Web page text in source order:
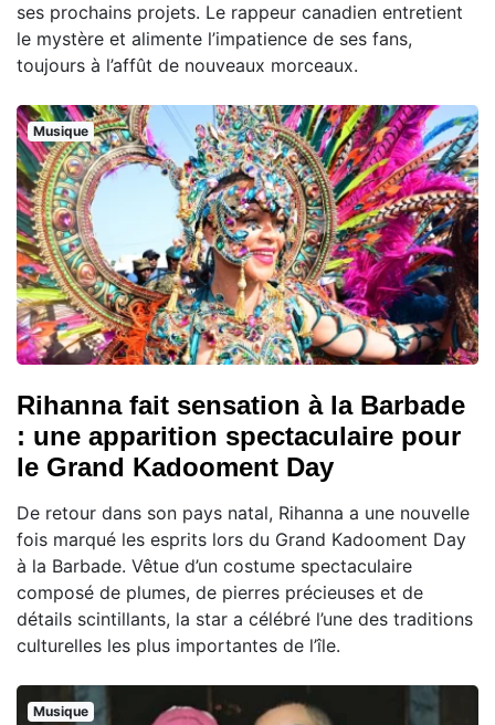
ses prochains projets. Le rappeur canadien entretient
le mystère et alimente l’impatience de ses fans,
toujours à l’affût de nouveaux morceaux.
Musique
Rihanna fait sensation à la Barbade
: une apparition spectaculaire pour
le Grand Kadooment Day
De retour dans son pays natal, Rihanna a une nouvelle
fois marqué les esprits lors du Grand Kadooment Day
à la Barbade. Vêtue d’un costume spectaculaire
composé de plumes, de pierres précieuses et de
détails scintillants, la star a célébré l’une des traditions
culturelles les plus importantes de l’île.
Musique